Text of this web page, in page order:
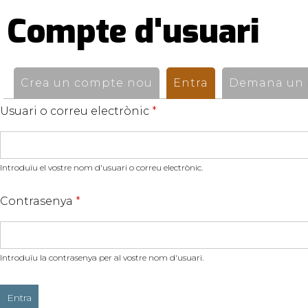
Compte d'usuari
Pestanyes
primàries
Crea un compte nou Entra (pestanya
Demana
Usuari o correu electrònic *
Introduïu el vostre nom d'usuari o correu electrònic.
Contrasenya *
Introduïu la contrasenya per al vostre nom d'usuari.